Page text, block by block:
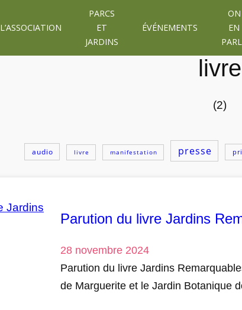
L’ASSOCIATION
PARCS
ET
JARDINS
ÉVÉNEMENTS
ON
EN
livre
(2)
audio livre manifestation presse
Parution du livre Jardins
28 novembre 2024
Parution du livre Jardins
de Marguerite et le Jardin Botanique